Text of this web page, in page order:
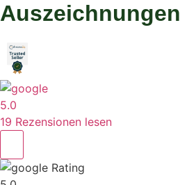
Auszeichnungen
5.0
19 Rezensionen lesen
Rating